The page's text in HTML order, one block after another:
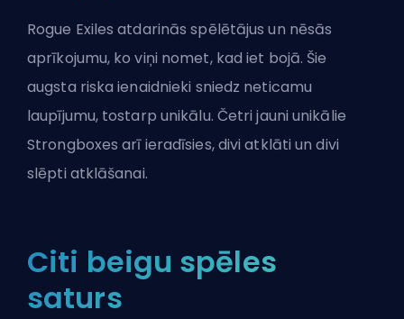
Rogue Exiles atdarinās spēlētājus un nēsās
aprīkojumu, ko viņi nomet, kad iet bojā. Šie
augsta riska ienaidnieki sniedz neticamu
laupījumu, tostarp unikālu. Četri jauni unikālie
Strongboxes arī ieradīsies, divi atklāti un divi
slēpti atklāšanai.
Citi beigu spēles
saturs